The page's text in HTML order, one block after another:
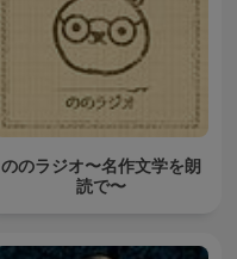
ののラジオ〜名作文学を朗
読で〜